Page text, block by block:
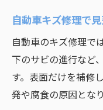
自動車キズ修理で
自動車のキズ修理で
下のサビの進行など
す。表面だけを補修
発や腐食の原因となり